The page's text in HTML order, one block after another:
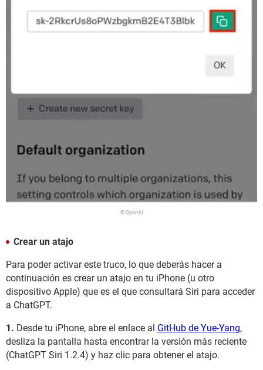
© OpenAI
Crear un atajo
Para poder activar este truco, lo que deberás hacer a
continuación es crear un atajo en tu iPhone (u otro
dispositivo Apple) que es el que consultará Siri para acceder
a ChatGPT.
1. Desde tu iPhone, abre el enlace al GitHub de Yue-Yang,
desliza la pantalla hasta encontrar la versión más reciente
(ChatGPT Siri 1.2.4) y haz clic para obtener el atajo.